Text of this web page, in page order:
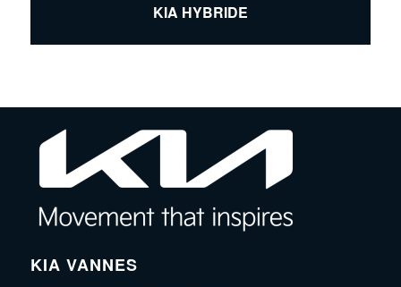
KIA HYBRIDE
KIA VANNES